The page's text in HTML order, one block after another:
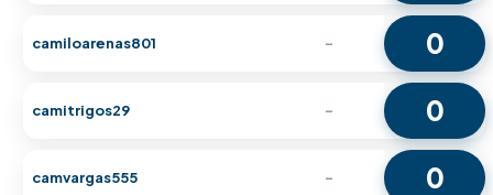
camiloarenas801 - 0
camitrigos29 - 0
camvargas555 - 0